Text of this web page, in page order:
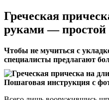
Греческая
руками — простой
Чтобы не мучиться с
специалисты предлагают